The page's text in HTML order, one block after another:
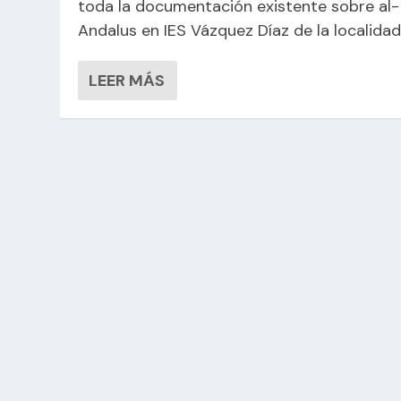
toda la documentación existente sobre al-
Andalus en IES Vázquez Díaz de la localidad
LEER MÁS